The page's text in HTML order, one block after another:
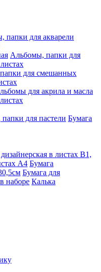
папки для акварели
Альбомы, папки для
для смешанных
для акрила и масла
для пастели Бумага
в листах В1,
А4 Бумага
Бумага для
наборе Калька